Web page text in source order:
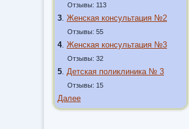
Отзывы: 113
3 Женская консультация №2
Отзывы: 55
4. Женская консультация №3
Отзывы: 32
5 Детская поликлиника № 3
Отзывы: 15
Далее